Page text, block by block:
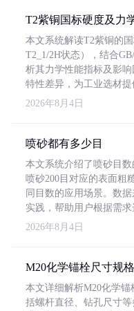
T2紫铜国标硬度及力
本文系统解读T2紫铜的
T2_1/2H状态），结合
析其力学性能指标及影
特性差异，为工业选材提
2026年8月4日
喷砂都有多少目
本文系统介绍了喷砂目
喷砂200目对应的表面粗
同目数的应用场景。数
实践，帮助用户根据需求
2026年8月4日
M20化学锚栓尺寸规
本文详细解析M20化学
括螺杆直径、钻孔尺寸